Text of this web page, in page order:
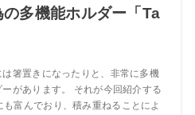
多機能ホルダー「Ta
箸置きになったりと、非常に多機
があります。 それが今回紹介する
富んでおり、積み重ねることによ